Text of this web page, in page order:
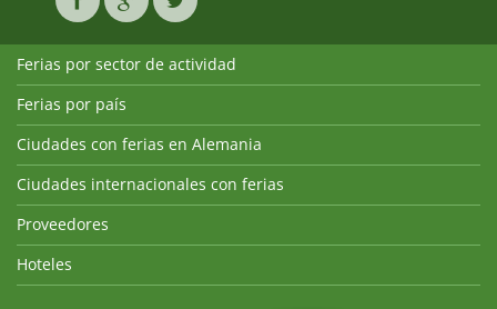
Ferias por sector de actividad
Ferias por país
Ciudades con ferias en Alemania
Ciudades internacionales con ferias
Proveedores
Hoteles